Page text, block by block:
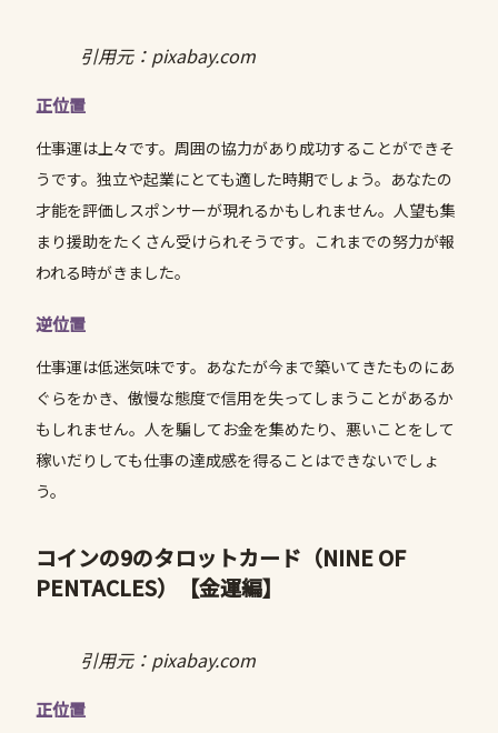
引用元：pixabay.com
正位置
仕事運は上々です。周囲の協力があり成功することができそ
うです。独立や起業にとても適した時期でしょう。あなたの
才能を評価しスポンサーが現れるかもしれません。人望も集
まり援助をたくさん受けられそうです。これまでの努力が報
われる時がきました。
逆位置
仕事運は低迷気味です。あなたが今まで築いてきたものにあ
ぐらをかき、傲慢な態度で信用を失ってしまうことがあるか
もしれません。人を騙してお金を集めたり、悪いことをして
稼いだりしても仕事の達成感を得ることはできないでしょ
う。
コインの9のタロットカード（NINE OF
PENTACLES）
【金運編】
引用元：pixabay.com
正位置